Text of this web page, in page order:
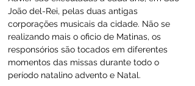
João del-Rei, pelas duas antigas
corporações musicais da cidade. Não se
realizando mais o oficio de Matinas, os
responsórios são tocados em diferentes
momentos das missas durante todo o
período natalino advento e Natal.